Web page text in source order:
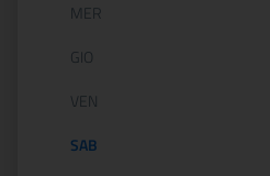
MER
GIO
VEN
SAB